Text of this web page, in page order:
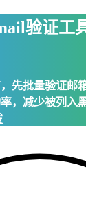
验证工
先批量验证邮
，减少被列入